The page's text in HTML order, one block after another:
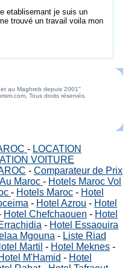
etablisemant je suis un
trouvé un travail voila mon
au Maghreb depuis 2001"
Tous droits réservés.
- LOCATION
VOITURE
- Comparateur de Prix
Maroc - Hotels Maroc Vol
- Hotels Maroc - Hotel
- Hotel Azrou - Hotel
Hotel Chefchaouen - Hotel
- Hotel Essaouira
Mgouna - Liste Riad
Martil - Hotel Meknes -
M'Hamid - Hotel